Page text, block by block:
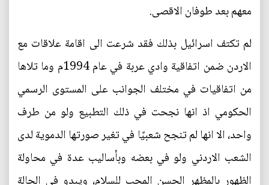
معهم بعد طوفان الاقصى.
لم تكتف اسرائيل بذلك فقد شرعت الى اقامة علاقات مع
الاردن ضمن اتفاقية وادي عربة في عام 1994م وما تلاها
من اتفاقيات في مختلف الجوانب على المستوى الرسمي
الحكومي اذ انها نجحت في ذلك التطبيع ولو من طرف
واحد، الا انها لم تنجح شعبيًا في تغير صورتها الدموية لدى
الشعب الاردني ولو في بعضه وبأساليب عدة في محاولة